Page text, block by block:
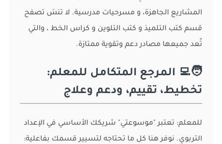
المشاريع الجاهزة، و مسرحيات مدرسية. لا تنسَ تصفح
قسم كتب التلميذ و كتب التلوين و كراس الخط ، والتي
تُعد جميعها مصادر دعم وتقوية ممتازة.
🧑‍💻 المرجع المتكامل للمعلم:
تخطيط، تقييم، ودعم وعلاج
للمعلم: تعتبر "موسوعتي" شريكك الأساسي في الإعداد
التربوي. نوفر هنا كل ما تحتاجه لتسيير قسمك بفاعلية: